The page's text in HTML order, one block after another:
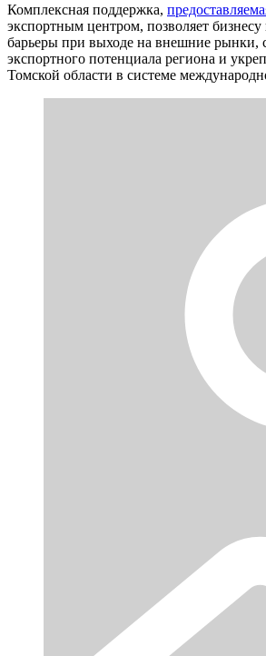
Комплексная поддержка,
экспортным центром, позволяет бизнесу
барьеры при выходе на внешние рынки,
экспортного потенциала региона и
Томской области в системе